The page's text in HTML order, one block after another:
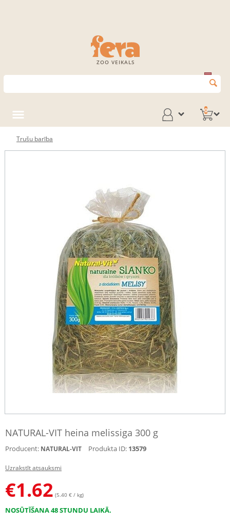
ZOO VEIKALS
0
Trušu barība
NATURAL-VIT heina melissiga 300 g
Producent: NATURAL-VIT Produkta ID: 13579
Uzrakstīt atsauksmi
€1.62 (5.40 € / kg)
NOSŪTĪŠANA 48 STUNDU LAIKĀ.